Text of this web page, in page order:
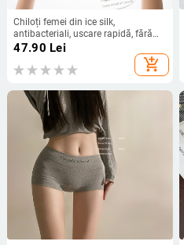
Chiloți femei din ice silk,
antibacteriali, uscare rapidă, fără
cusături, respirabili, talie medie,
47.90 Lei
add_shopping_cart